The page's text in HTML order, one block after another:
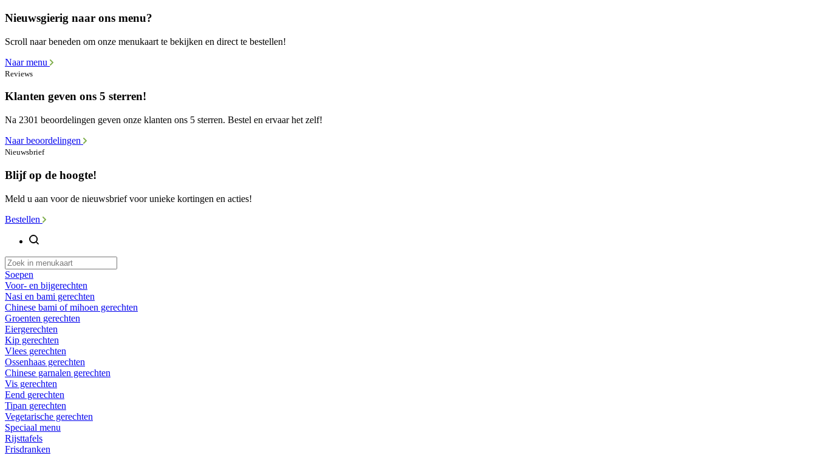
Nieuwsgierig naar ons menu?
Scroll naar beneden om onze menukaart te bekijken en direct te bestellen!
Naar menu
Reviews
Klanten geven ons 5 sterren!
Na 2301 beoordelingen geven onze klanten ons 5 sterren. Bestel en ervaar het zelf!
Naar beoordelingen
Nieuwsbrief
Blijf op de hoogte!
Meld u aan voor de nieuwsbrief voor unieke kortingen en acties!
Bestellen
Soepen
Voor- en bijgerechten
Nasi en bami gerechten
Chinese bami of mihoen gerechten
Groenten gerechten
Eiergerechten
Kip gerechten
Vlees gerechten
Ossenhaas gerechten
Chinese garnalen gerechten
Vis gerechten
Eend gerechten
Tipan gerechten
Vegetarische gerechten
Speciaal menu
Rijsttafels
Frisdranken